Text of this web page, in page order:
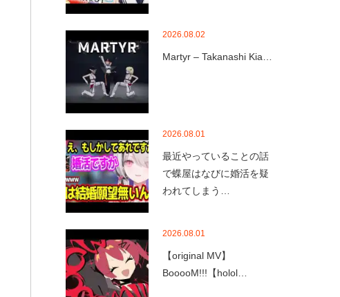
2026.08.02
Martyr – Takanashi Kia…
2026.08.01
最近やっていることの話
で蝶屋はなびに婚活を疑
われてしまう…
2026.08.01
【original MV】
BooooM!!!【holol…